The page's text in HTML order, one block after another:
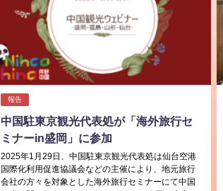
報告
中国駐東京観光代表処が「海外旅行セ
ミナーin盛岡」に参加
2025年1月29日、中国駐東京観光代表処は仙台空港
国際化利用促進協議会などの主催により、地元旅行
会社の方々を対象とした海外旅行セミナーにて中国